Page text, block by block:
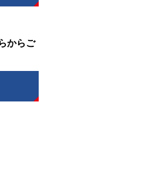
からご